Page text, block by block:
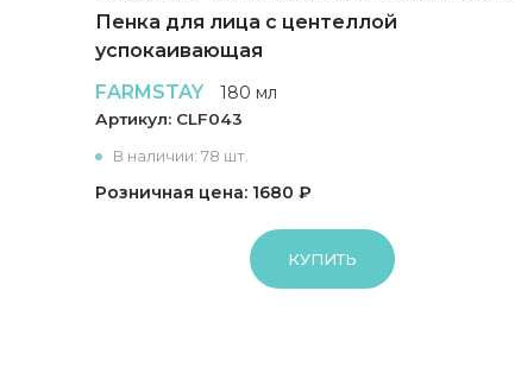
Пенка для лица с центеллой
успокаивающая
FARMSTAY
180 мл
Артикул: CLF043
В наличии: 78 шт.
Розничная цена: 1680 ₽
КУПИТЬ